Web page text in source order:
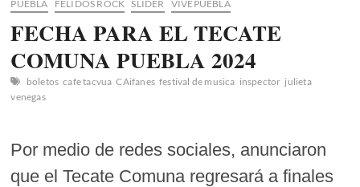
PUEBLA FÉLIDOS ROCK SLIDER VIVEPUEBLA
FECHA PARA EL TECATE
COMUNA PUEBLA 2024
boletos cafe tacvua CAifanes festival de musica inspector julieta
venegas
Por medio de redes sociales, anunciaron
que el Tecate Comuna regresará a finales